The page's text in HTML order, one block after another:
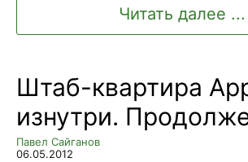
Читать далее ...
Штаб-квартира
изнутри.
Павел Сайганов
06.05.2012